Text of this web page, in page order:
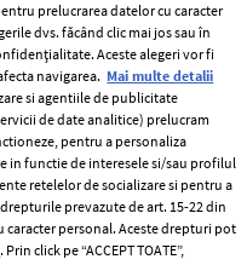
si conditii
de
confidențialitate
de cookies
prelucrarea datelor cu caracter
dvs. făcând clic mai jos sau în
Aceste alegeri vor fi
navigarea. Mai multe detalii
si agentiile de publicitate
de date analitice) prelucram
pentru a personaliza
in functie de interesele si/sau profilul
retelelor de socializare si pentru a
prevazute de art. 15-22 din
caracter personal. Aceste drepturi pot
. Prin click pe “ACCEPT TOATE”,